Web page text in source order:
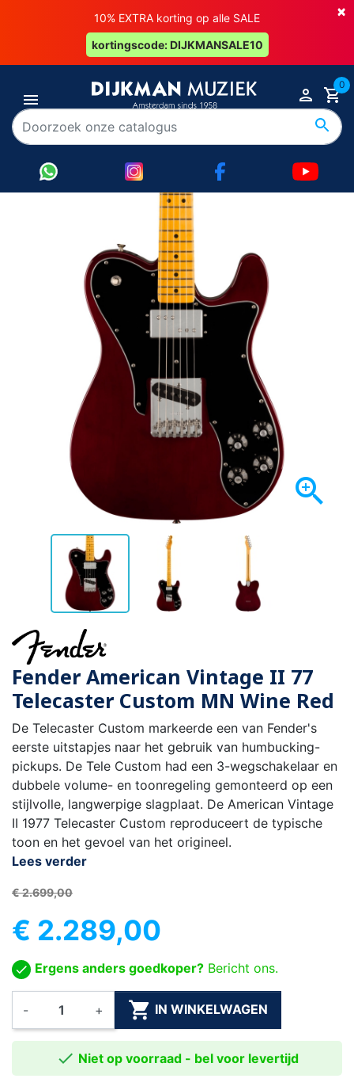
×
10% EXTRA korting op alle SALE
kortingscode: DIJKMANSALE10
0

Fender American Vintage II 77
Telecaster Custom MN Wine Red
De Telecaster Custom markeerde een van Fender's
eerste uitstapjes naar het gebruik van humbucking-
pickups. De Tele Custom had een 3-wegschakelaar en
dubbele volume- en toonregeling gemonteerd op een
stijlvolle, langwerpige slagplaat. De American Vintage
II 1977 Telecaster Custom reproduceert de typische
toon en het gevoel van het origineel.
Lees verder
€ 2.699,00
€ 2.289,00
Ergens anders goedkoper? Bericht ons.
- +  IN WINKELWAGEN
 Niet op voorraad - bel voor levertijd